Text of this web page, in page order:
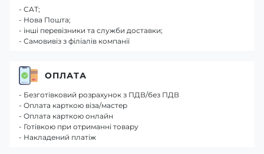
- САТ;
- Нова Пошта;
- інші перевізники та служби доставки;
- Самовивіз з філіалів компанії
ОПЛАТА
- Безготівковий розрахунок з ПДВ/без ПДВ
- Оплата карткою віза/мастер
- Оплата карткою онлайн
- Готівкою при отриманні товару
- Накладений платіж